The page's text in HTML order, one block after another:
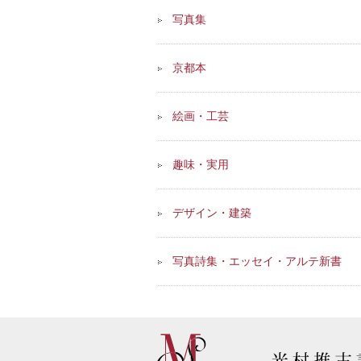
写真集
京都本
絵画・工芸
趣味・実用
デザイン・建築
写真詩集・エッセイ・アルテ新書